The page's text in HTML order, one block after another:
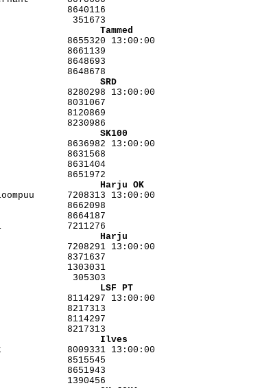
8640116
Tammed
8655320 13:00:00
8661139
8648693
SRD
8280298 13:00:00
8031067
8120869
SK100
8636982 13:00:00
8631568
8631404
Harju OK
7208313 13:00:00
8662098
8664187
II                         Harju
7208291 13:00:00
8371637
1303031
LSF PT
8114297 13:00:00
8217313
8114297
Ilves
8009331 13:00:00
8515545
8651943